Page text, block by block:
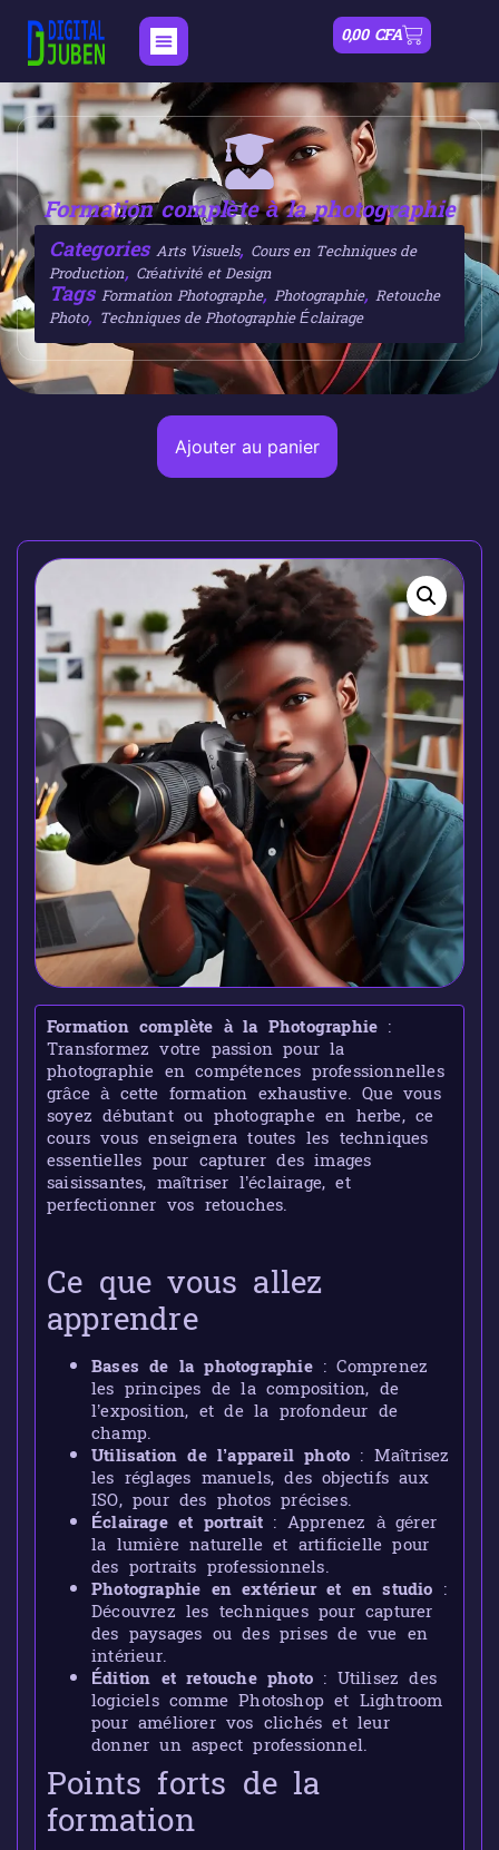
0,00 CFA
Formation complète à la photographie
Categories Arts Visuels, Cours en Techniques de
Production, Créativité et Design
Tags Formation Photographe, Photographie, Retouche
Photo, Techniques de Photographie Éclairage
Ajouter au panier
Formation complète à la Photographie :
Transformez votre passion pour la
photographie en compétences professionnelles
grâce à cette formation exhaustive. Que vous
soyez débutant ou photographe en herbe, ce
cours vous enseignera toutes les techniques
essentielles pour capturer des images
saisissantes, maîtriser l’éclairage, et
perfectionner vos retouches.
Ce que vous allez
apprendre
Bases de la photographie: Comprenez
les principes de la composition, de
l’exposition, et de la profondeur de
champ.
Utilisation de l’appareil photo : Maîtrisez
les réglages manuels, des objectifs aux
ISO, pour des photos précises.
Éclairage et portrait : Apprenez à gérer
la lumière naturelle et artificielle pour
des portraits professionnels.
Photographie en extérieur et en studio :
Découvrez les techniques pour capturer
des paysages ou des prises de vue en
intérieur.
Édition et retouche photo : Utilisez des
logiciels comme Photoshop et Lightroom
pour améliorer vos clichés et leur
donner un aspect professionnel.
Points forts de la
formation